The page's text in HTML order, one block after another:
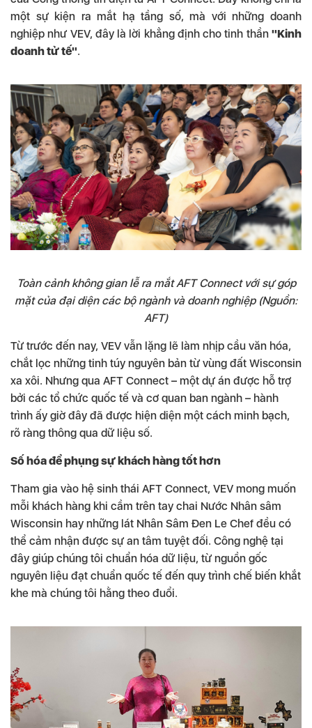
một sự kiện ra mắt hạ tầng số, mà với những doanh
nghiệp như VEV, đây là lời khẳng định cho tinh thần "Kinh
doanh tử tế".
Toàn cảnh không gian lễ ra mắt AFT Connect với sự góp
mặt của đại diện các bộ ngành và doanh nghiệp (Nguồn:
AFT)
Từ trước đến nay, VEV vẫn lặng lẽ làm nhịp cầu văn hóa,
chắt lọc những tinh túy nguyên bản từ vùng đất Wisconsin
xa xôi. Nhưng qua AFT Connect – một dự án được hỗ trợ
bởi các tổ chức quốc tế và cơ quan ban ngành – hành
trình ấy giờ đây đã được hiện diện một cách minh bạch,
rõ ràng thông qua dữ liệu số.
Số hóa để phụng sự khách hàng tốt hơn
Tham gia vào hệ sinh thái AFT Connect, VEV mong muốn
mỗi khách hàng khi cầm trên tay chai Nước Nhân sâm
Wisconsin hay những lát Nhân Sâm Đen Le Chef đều có
thể cảm nhận được sự an tâm tuyệt đối. Công nghệ tại
đây giúp chúng tôi chuẩn hóa dữ liệu, từ nguồn gốc
nguyên liệu đạt chuẩn quốc tế đến quy trình chế biến khắt
khe mà chúng tôi hằng theo đuổi.